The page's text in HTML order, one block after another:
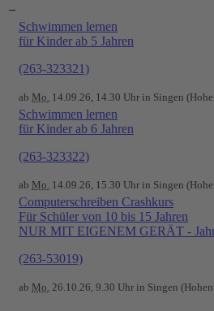
–
Schwimmen lernen
für Kinder ab 5 Jahren
(263-323321)
ab Mo. 14.09.26, 14.30 Uhr in Singen
Schwimmen lernen
für Kinder ab 6 Jahren
(263-323322)
ab Mo. 14.09.26, 15.30 Uhr in Singen
Computerschreiben Crashkurs
Für Schüler von 10 bis 15 Jahren
NUR MIT EIGENEM GERÄT -
(263-53019)
ab Mo. 26.10.26, 9.30 Uhr in Singen